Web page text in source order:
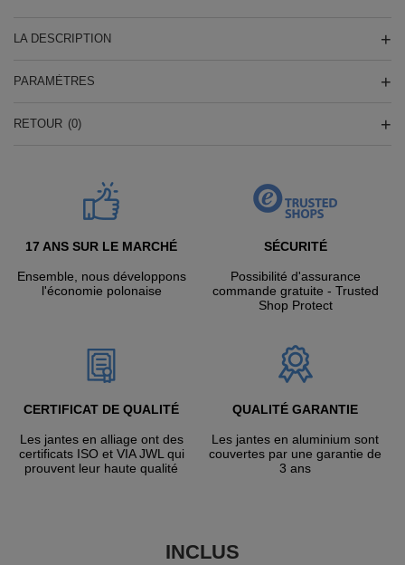
LA DESCRIPTION
PARAMÈTRES
RETOUR (0)
17 ANS SUR LE MARCHÉ
Ensemble, nous développons
l'économie polonaise
SÉCURITÉ
Possibilité d'assurance
commande gratuite - Trusted
Shop Protect
CERTIFICAT DE QUALITÉ
Les jantes en alliage ont des
certificats ISO et VIA JWL qui
prouvent leur haute qualité
QUALITÉ GARANTIE
Les jantes en aluminium sont
couvertes par une garantie de
3 ans
INCLUS